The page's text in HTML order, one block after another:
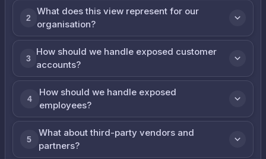
2
What does this view represent for our
organisation?
3
How should we handle exposed customer
accounts?
4
How should we handle exposed
employees?
5
What about third-party vendors and
partners?